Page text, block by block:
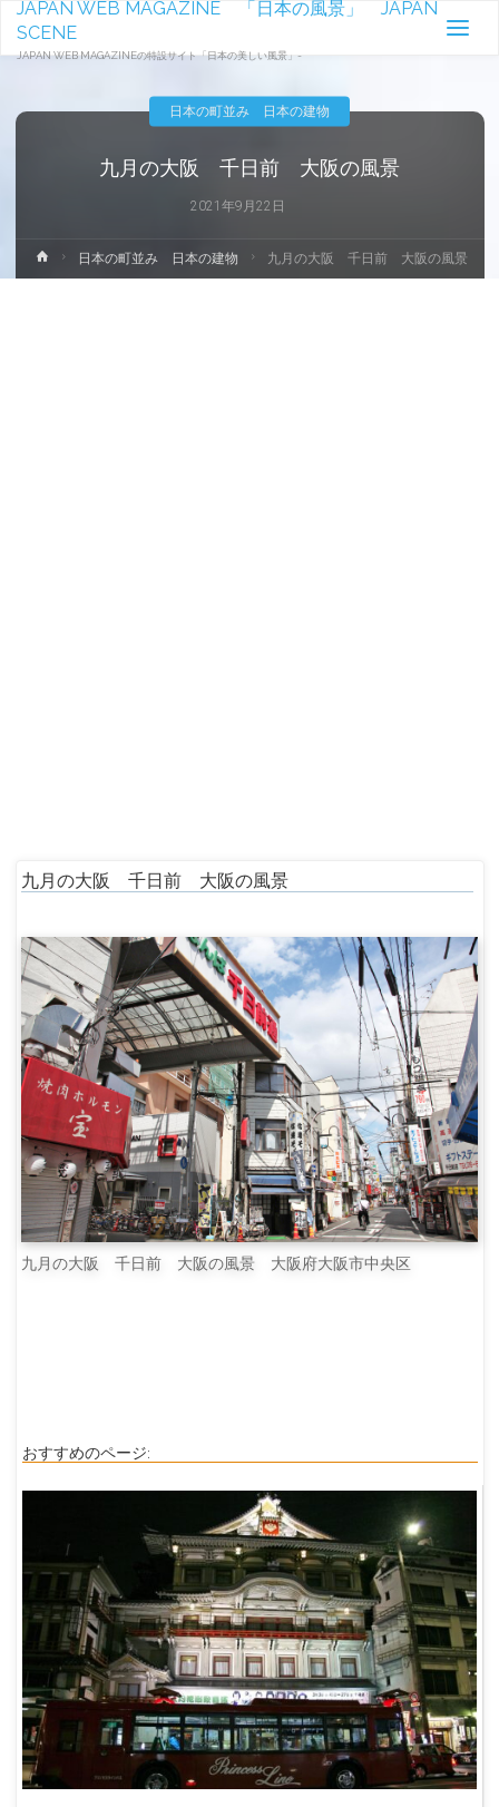
JAPAN WEB MAGAZINE 「日本の風景」 JAPAN
SCENE
JAPAN WEB MAGAZINEの特設サイト「日本の美しい風景」-
九月の大阪 千日前 大阪の風景
2021年9月22日
日本の町並み 日本の建物
ホ
ー
日本の町並み 日本の建物 九月の大阪 千日前 大阪の風景
九月の大阪 千日前 大阪の風景
九月の大阪 千日前 大阪の風景 大阪府大阪市中央区
おすすめのページ: